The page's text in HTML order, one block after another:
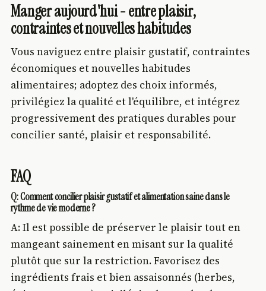
Manger aujourd'hui - entre plaisir,
contraintes et nouvelles habitudes
Vous naviguez entre plaisir gustatif, contraintes
économiques et nouvelles habitudes
alimentaires; adoptez des choix informés,
privilégiez la qualité et l'équilibre, et intégrez
progressivement des pratiques durables pour
concilier santé, plaisir et responsabilité.
FAQ
Q: Comment concilier plaisir gustatif et alimentation saine dans le
rythme de vie moderne ?
A: Il est possible de préserver le plaisir tout en
mangeant sainement en misant sur la qualité
plutôt que sur la restriction. Favorisez des
ingrédients frais et bien assaisonnés (herbes,